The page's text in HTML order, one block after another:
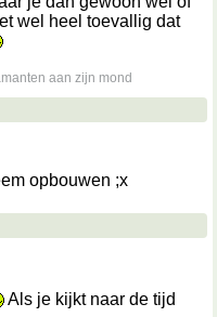
wel heel toevallig dat
aan zijn mond
opbouwen ;x
Als je kijkt naar de tijd